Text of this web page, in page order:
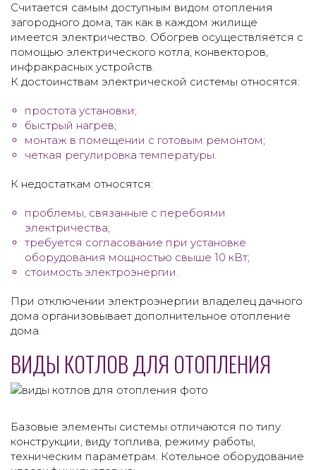
Считается самым доступным видом отопления
загородного дома, так как в каждом жилище
имеется электричество. Обогрев осуществляется с
помощью электрического котла, конвекторов,
инфракрасных устройств.
К достоинствам электрической системы относятся:
простота установки;
быстрый нагрев;
монтаж в помещении с готовым ремонтом;
четкая регулировка температуры.
К недостаткам относятся:
проблемы, связанные с перебоями
электричества;
требуется согласование при установке
оборудования мощностью свыше 10 кВт;
стоимость электроэнергии.
При отключении электроэнергии владелец дачного
дома организовывает дополнительное отопление
дома.
ВИДЫ КОТЛОВ ДЛЯ ОТОПЛЕНИЯ
Базовые элементы системы отличаются по типу
конструкции, виду топлива, режиму работы,
техническим параметрам. Котельное оборудование